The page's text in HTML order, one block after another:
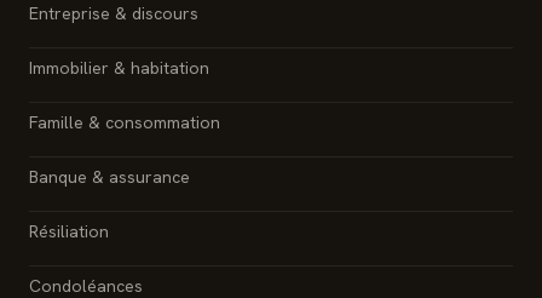
Entreprise & discours
Immobilier & habitation
Famille & consommation
Banque & assurance
Résiliation
Condoléances